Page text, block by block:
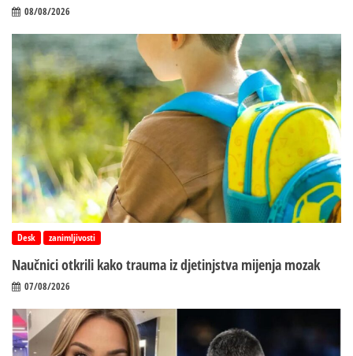
08/08/2026
Desk zanimljivosti
Naučnici otkrili kako trauma iz d‌jetinjstva mijenja mozak
07/08/2026